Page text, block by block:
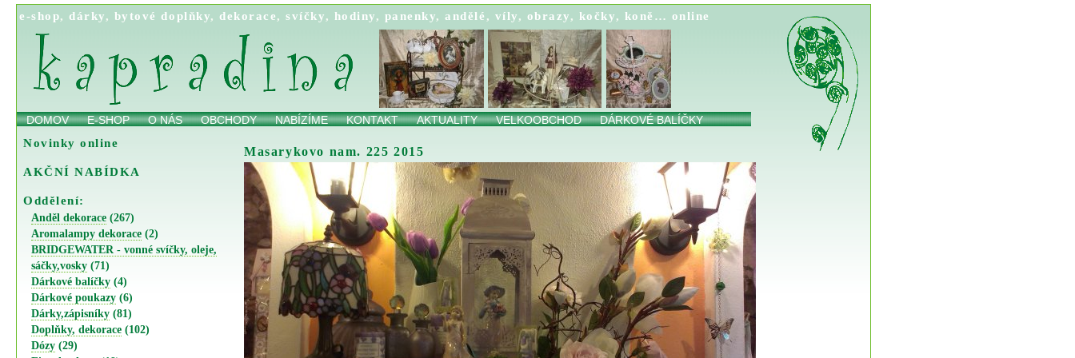
e-shop,dárky, bytové doplňky,dekorace,svíčky, hodiny, panenky,andělé , víly, obrazy, kočky, koně… online
DOMOV E-SHOP O NÁS OBCHODY NABÍZÍME KONTAKT AKTUALITY VELKOOBCHOD DÁRKOVÉ BALÍČKY
Novinky online
AKČNÍ NABÍDKA
Oddělení:
Anděl dekorace (267)
Aromalampy dekorace (2)
BRIDGEWATER - vonné svíčky, oleje,
sáčky,vosky (71)
Dárkové balíčky (4)
Dárkové poukazy (6)
Dárky,zápisníky (81)
Doplňky, dekorace (102)
Dózy (29)
Masarykovo nam. 225 2015